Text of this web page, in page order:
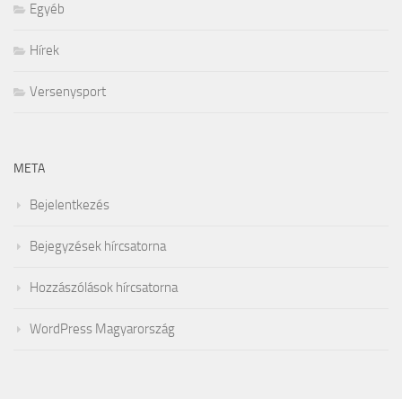
Egyéb
Hírek
Versenysport
META
Bejelentkezés
Bejegyzések hírcsatorna
Hozzászólások hírcsatorna
WordPress Magyarország